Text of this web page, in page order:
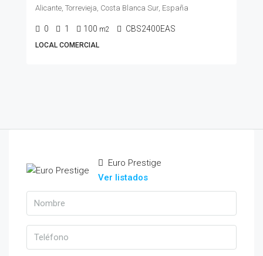
Alicante, Torrevieja, Costa Blanca Sur, España
0 1 100 m2 CBS2400EAS
LOCAL COMERCIAL
Euro Prestige
Ver listados